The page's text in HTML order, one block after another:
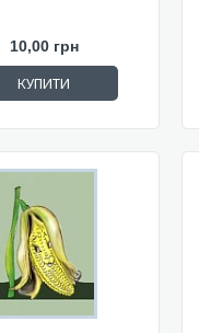
10,00 грн
КУПИТИ